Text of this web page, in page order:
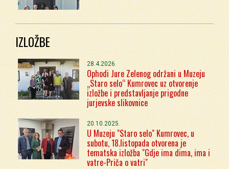
IZLOŽBE
28.4.2026.
Ophodi Jure Zelenog održani u Muzeju
„Staro selo“ Kumrovec uz otvorenje
izložbe i predstavljanje prigodne
jurjevske slikovnice
20.10.2025.
U Muzeju "Staro selo" Kumrovec, u
subotu, 18.listopada otvorena je
tematska izložba "Gdje ima dima, ima i
vatre-Priča o vatri"